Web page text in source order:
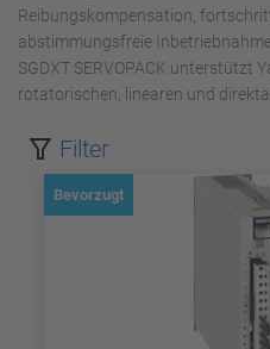
Reibungskompensation,
abstimmungsfreie
SGDXT SERVOPACK unterstützt
rotatorischen, linearen und
Filter
Bevorzugt